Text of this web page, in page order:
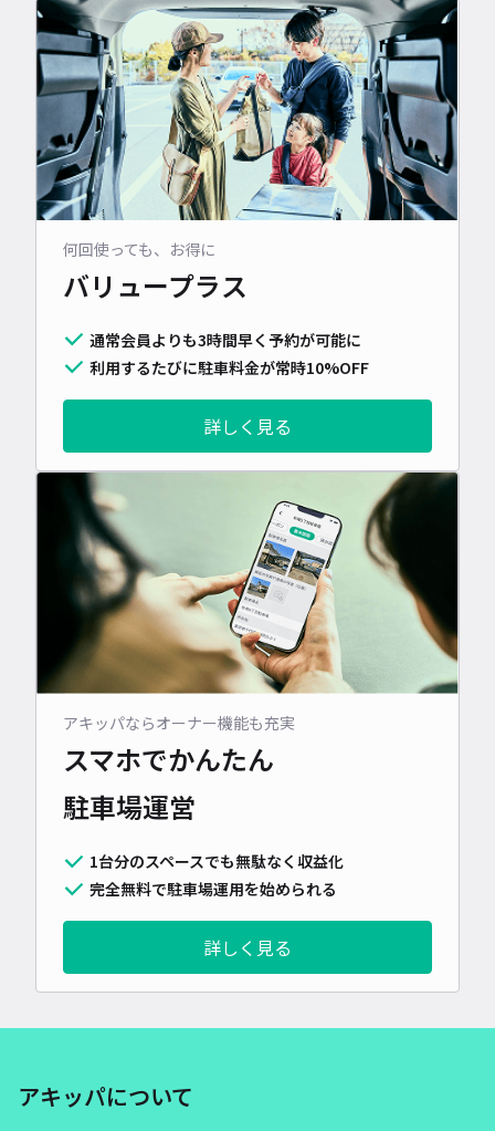
何回使っても、お得に
バリュープラス
通常会員よりも3時間早く予約が可能に
利用するたびに駐車料金が常時10%OFF
詳しく見る
アキッパならオーナー機能も充実
スマホでかんたん
駐車場運営
1台分のスペースでも無駄なく収益化
完全無料で駐車場運用を始められる
詳しく見る
アキッパについて